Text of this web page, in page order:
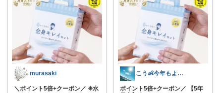
murasaki
＼ポイント5倍+クーポン／ ✳️水
こう👶今年もよろしくお願いします🥹
ポイント5倍+クーポン／ 【5年